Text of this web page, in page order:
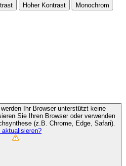
Hoher Kontrast Monochrom
Ihr Browser unterstützt keine
Sie Ihren Browser oder verwenden
(z.B. Chrome, Edge, Safari).
aktualisieren?